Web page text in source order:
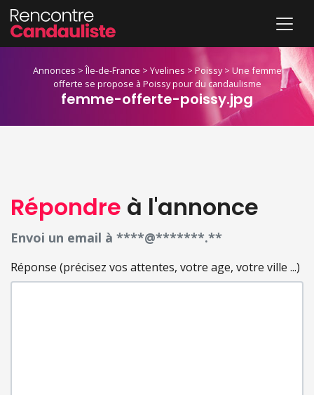
Annonces >Île-de-France > Yvelines > Poissy> Une femme
offerte se propose à Poissy pour du candaulisme
femme-offerte-poissy.jpg
Répondre à l'annonce
Envoi un email à ****@*******.**
Réponse (précisez vos attentes, votre age, votre ville ...)